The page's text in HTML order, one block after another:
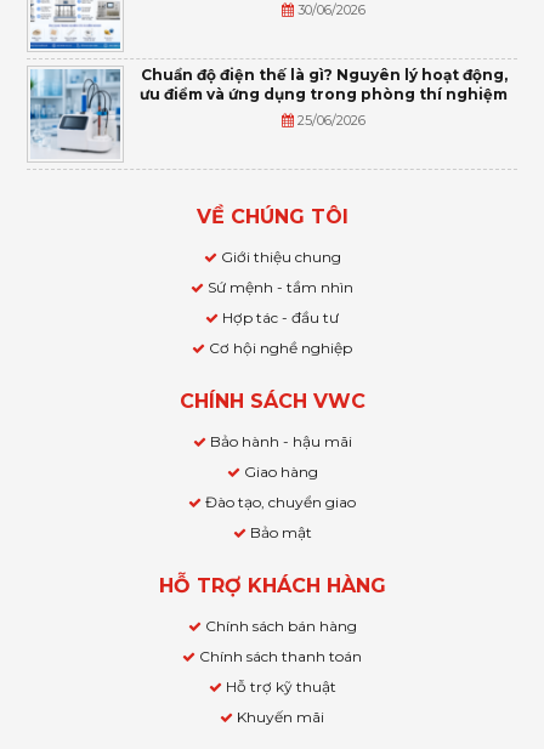
30/06/2026
Chuẩn độ điện thế là gì? Nguyên lý hoạt động,
ưu điểm và ứng dụng trong phòng thí nghiệm
25/06/2026
VỀ CHÚNG TÔI
Giới thiệu chung
Sứ mệnh - tầm nhìn
Hợp tác - đầu tư
Cơ hội nghề nghiệp
CHÍNH SÁCH VWC
Bảo hành - hậu mãi
Giao hàng
Đào tạo, chuyển giao
Bảo mật
HỖ TRỢ KHÁCH HÀNG
Chính sách bán hàng
Chính sách thanh toán
Hỗ trợ kỹ thuật
Khuyến mãi